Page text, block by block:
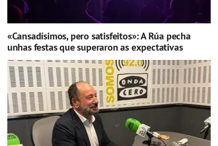
«Cansadísimos, pero satisfeitos»: A Rúa pecha
unhas festas que superaron as expectativas